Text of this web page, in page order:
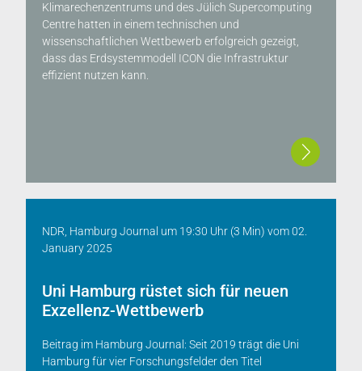
Klimarechenzentrums und des Jülich Supercomputing
Centre hatten in einem technischen und
wissenschaftlichen Wettbewerb erfolgreich gezeigt,
dass das Erdsystemmodell ICON die Infrastruktur
effizient nutzen kann.
NDR, Hamburg Journal um 19:30 Uhr (3 Min) vom02.
January 2025
Uni Hamburg rüstet sich für neuen
Exzellenz-Wettbewerb
Beitrag im Hamburg Journal: Seit 2019 trägt die Uni
Hamburg für vier Forschungsfelder den Titel